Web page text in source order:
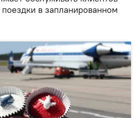
в запланированном